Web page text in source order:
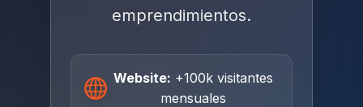
emprendimientos.
Website: +100k visitantes
mensuales